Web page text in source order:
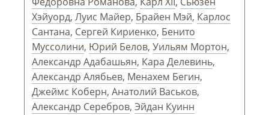
Хэйуорд, Луис Майер, Брайен Мэй, Карлос
Сантана, Сергей Кириенко, Бенито
Муссолини, Юрий Белов, Уильям Мортон,
Александр Адабашьян, Кара Делевинь,
Александр Алябьев, Менахем Бегин,
Джеймс Коберн, Анатолий Васьков,
Александр Серебров, Эйдан Куинн